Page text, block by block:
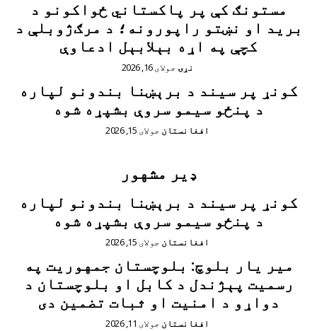
مستونګ کې پر پاکستاني ځواکونو د
برید او نښتو راپورونه؛ د مرګ‌ژوبلې د
کچې په اړه بېلابېل ادعاوې
نړۍجولای 16, 2026
کونړ پر سیند د برېښنا بندونو لپاره
د پنځو سیمو سروې بشپړه شوه
افغانستان جولای 15, 2026
ډیر مشهور
کونړ پر سیند د برېښنا بندونو لپاره
د پنځو سیمو سروې بشپړه شوه
افغانستان جولای 15, 2026
مير يار بلوچ: بلوچستان جمهوریت په
رسمیت پېژندل د کابل او بلوچستان د
دواړو د امنیت او ثبات تضمین دی
افغانستان جولای 11, 2026